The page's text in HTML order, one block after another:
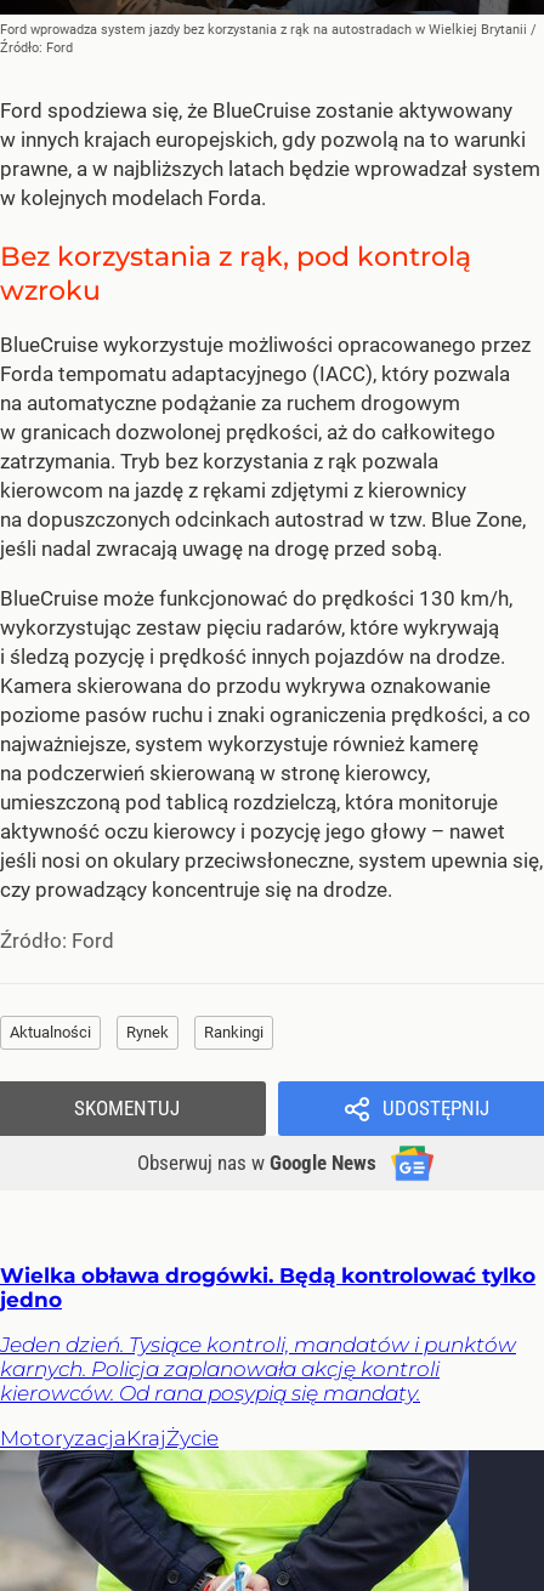
Ford wprowadza system jazdy bez korzystania z rąk na autostradach w Wielkiej Brytanii /
Źródło: Ford
Ford spodziewa się, że BlueCruise zostanie aktywowany
w innych krajach europejskich, gdy pozwolą na to warunki
prawne, a w najbliższych latach będzie wprowadzał system
w kolejnych modelach Forda.
Bez korzystania z rąk, pod kontrolą
wzroku
BlueCruise wykorzystuje możliwości opracowanego przez
Forda tempomatu adaptacyjnego (IACC), który pozwala
na automatyczne podążanie za ruchem drogowym
w granicach dozwolonej prędkości, aż do całkowitego
zatrzymania. Tryb bez korzystania z rąk pozwala
kierowcom na jazdę z rękami zdjętymi z kierownicy
na dopuszczonych odcinkach autostrad w tzw. Blue Zone,
jeśli nadal zwracają uwagę na drogę przed sobą.
BlueCruise może funkcjonować do prędkości 130 km/h,
wykorzystując zestaw pięciu radarów, które wykrywają
i śledzą pozycję i prędkość innych pojazdów na drodze.
Kamera skierowana do przodu wykrywa oznakowanie
poziome pasów ruchu i znaki ograniczenia prędkości, a co
najważniejsze, system wykorzystuje również kamerę
na podczerwień skierowaną w stronę kierowcy,
umieszczoną pod tablicą rozdzielczą, która monitoruje
aktywność oczu kierowcy i pozycję jego głowy – nawet
jeśli nosi on okulary przeciwsłoneczne, system upewnia się,
czy prowadzący koncentruje się na drodze.
Źródło: Ford
Aktualności Rynek Rankingi
UDOSTĘPNIJ
Obserwuj nas w Google News
SKOMENTUJ
Wielka obława drogówki. Będą kontrolować tylko
jedno
Jeden dzień. Tysiące kontroli, mandatów i punktów
karnych. Policja zaplanowała akcję kontroli
kierowców. Od rana posypią się mandaty.
MotoryzacjaKrajŻycie